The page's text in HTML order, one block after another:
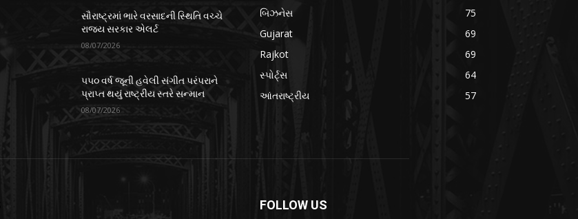
સૌરાષ્ટ્રમાં ભારે વરસાદની સ્થિતિ વચ્ચે
રાજ્ય સરકાર એલર્ટ
08/07/2026
૫૫૦ વર્ષ જૂની હવેલી સંગીત પરંપરાને
પ્રાપ્ત થયું રાષ્ટ્રીય સ્તરે સન્માન
08/07/2026
બિઝનેસ
75
Gujarat
69
Rajkot
69
સ્પોર્ટ્સ
64
આંતરાષ્ટ્રીય
57
FOLLOW US